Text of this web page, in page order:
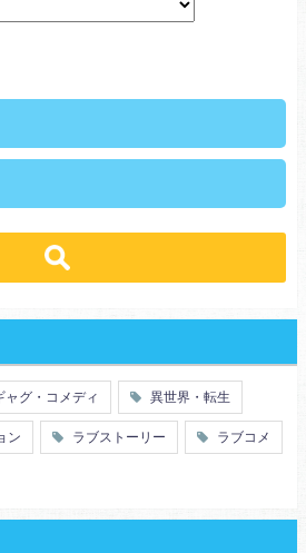
歴史・時代劇
働く女子
ドロ沼
青春
幼なじみ
動物
ヤンキー・極道
ャグ・コメディ 異世界・転生
ン ラブストーリー ラブコメ